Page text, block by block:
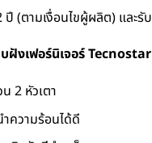
(ตามเงื่อนไขผู้ผลิต) และรั
ฝังเฟอร์นิเจอร์
2 หัวเตา
ความร้อนได้ดี